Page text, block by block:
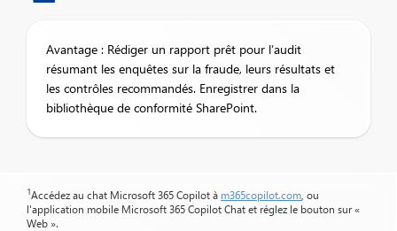
Avantage : Rédiger un rapport prêt pour l’audit
résumant les enquêtes sur la fraude, leurs résultats et
les contrôles recommandés. Enregistrer dans la
bibliothèque de conformité SharePoint.
1Accédez au chat Microsoft 365 Copilot à m365copilot.com , ou
l'application mobile Microsoft 365 Copilot Chat et réglez le bouton sur «
Web ».